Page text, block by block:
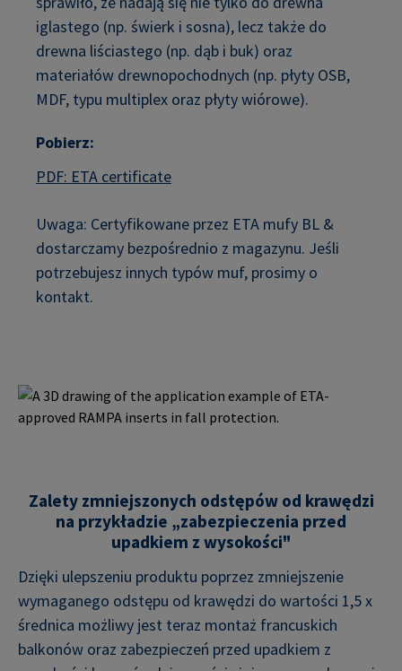
iglastego (np. świerk i sosna), lecz także do
drewna liściastego (np. dąb i buk) oraz
materiałów drewnopochodnych (np. płyty OSB,
MDF, typu multiplex oraz płyty wiórowe).
Pobierz:
PDF: ETA certificate
Uwaga: Certyfikowane przez ETA mufy BL &
dostarczamy bezpośrednio z magazynu. Jeśli
potrzebujesz innych typów muf, prosimy o
kontakt.
Zalety zmniejszonych odstępów od krawędzi
na przykładzie „zabezpieczenia przed
upadkiem z wysokości"
Dzięki ulepszeniu produktu poprzez zmniejszenie
wymaganego odstępu od krawędzi do wartości 1,5 x
średnica możliwy jest teraz montaż francuskich
balkonów oraz zabezpieczeń przed upadkiem z